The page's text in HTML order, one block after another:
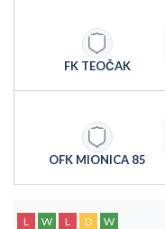
FK TEOČAK
OFK MIONICA 85
L W L D W